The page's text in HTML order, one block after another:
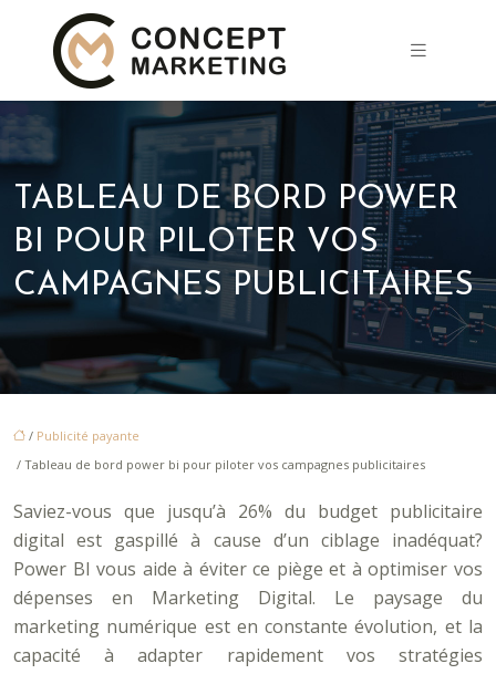
TABLEAU DE BORD POWER
BI POUR PILOTER VOS
CAMPAGNES PUBLICITAIRES
/ Publicité payante
/ Tableau de bord power bi pour piloter vos campagnes publicitaires
Saviez-vous que jusqu’à 26% du budget publicitaire
digital est gaspillé à cause d’un ciblage inadéquat?
Power BI vous aide à éviter ce piège et à optimiser vos
dépenses en Marketing Digital. Le paysage du
marketing numérique est en constante évolution, et la
capacité à adapter rapidement vos stratégies